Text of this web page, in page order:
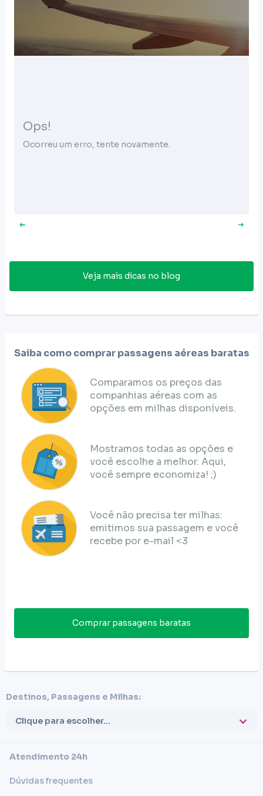
Ops!
Ocorreu um erro, tente novamente.
Veja mais dicas no blog
Saiba como comprar passagens aéreas baratas
Comparamos os preços das
companhias aéreas com as
opções em milhas disponíveis.
Mostramos todas as opções e
você escolhe a melhor. Aqui,
você sempre economiza! ;)
Você não precisa ter milhas:
emitimos sua passagem e você
recebe por e-mail <3
Comprar passagens baratas
Destinos, Passagens e Milhas:
Clique para escolher...
Atendimento 24h
Dúvidas frequentes